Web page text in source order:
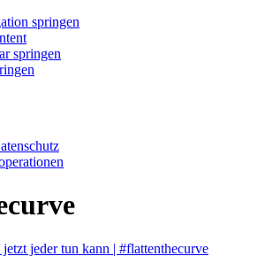
springen
springen